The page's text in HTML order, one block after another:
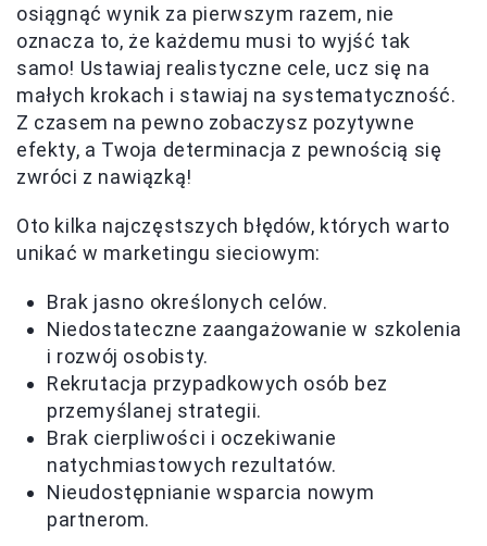
osiągnąć wynik za pierwszym razem, nie
oznacza to, że każdemu musi to wyjść tak
samo! Ustawiaj realistyczne cele, ucz się na
małych krokach i stawiaj na systematyczność.
Z czasem na pewno zobaczysz pozytywne
efekty, a Twoja determinacja z pewnością się
zwróci z nawiązką!
Oto kilka najczęstszych błędów, których warto
unikać w marketingu sieciowym:
Brak jasno określonych celów.
Niedostateczne zaangażowanie w szkolenia
i rozwój osobisty.
Rekrutacja przypadkowych osób bez
przemyślanej strategii.
Brak cierpliwości i oczekiwanie
natychmiastowych rezultatów.
Nieudostępnianie wsparcia nowym
partnerom.